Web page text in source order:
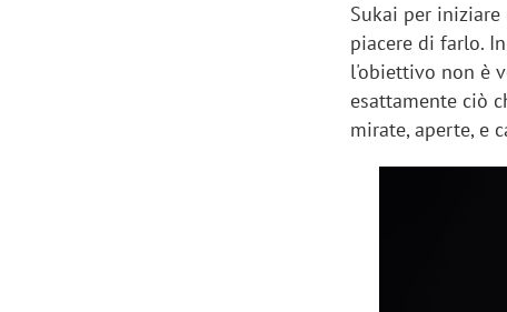
Sukai per
piacere di farlo.
l'obiettivo non è
esattamente ciò
mirate, aperte, e